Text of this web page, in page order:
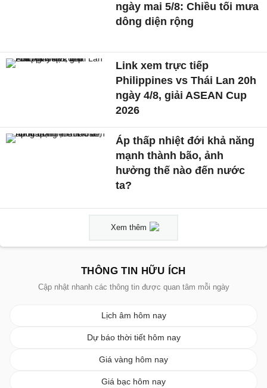
ngày mai 5/8: Chiều tối mưa
dông diện rộng
Link xem trực tiếp
Philippines vs Thái Lan 20h
ngày 4/8, giải ASEAN Cup
2026
Áp thấp nhiệt đới khả năng
mạnh thành bão, ảnh
hưởng thế nào đến nước
ta?
Xem thêm
THÔNG TIN HỮU ÍCH
Cập nhật nhanh các thông tin được quan tâm mỗi ngày
Lịch âm hôm nay
Dự báo thời tiết hôm nay
Giá vàng hôm nay
Giá bạc hôm nay